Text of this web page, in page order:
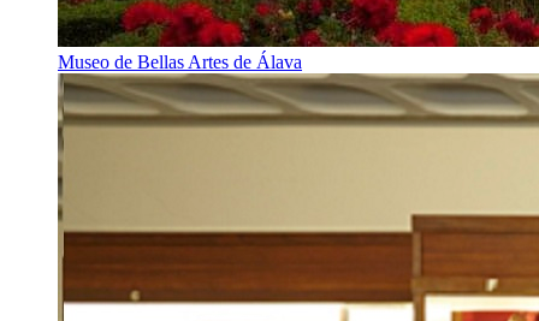
Museo de Bellas Artes de Álava